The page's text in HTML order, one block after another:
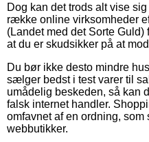
Dog kan det trods alt vise
række online virksomheder
(Landet med det Sorte
at du er skudsikker på at
Du bør ikke desto mindre
sælger bedst i test varer til
umådelig beskeden, så kan
falsk internet handler.
omfavnet af en ordning,
webbutikker.